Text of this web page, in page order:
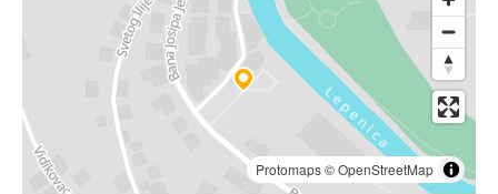
Protomaps©OpenStreetMap